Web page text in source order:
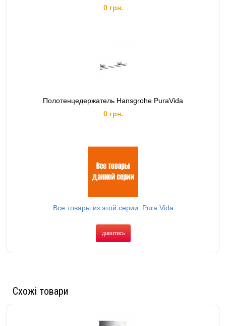
0 грн.
Полотенцедержатель Hansgrohe PuraVida
0 грн.
Все товары из этой серии: Pura Vida
дивитись
Схожі товари